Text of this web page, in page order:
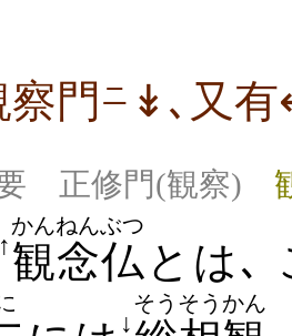
察門 ニ ↡､又
要 正修門(観察)
↑ 観
かん
念仏
ねんぶつ
とは､
↓
そうそう かん